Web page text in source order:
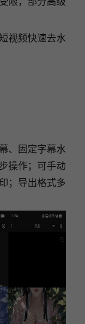
视频快速去水
、固定字幕水
操作；可手动
；导出格式多